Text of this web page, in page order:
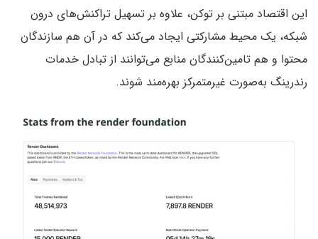
این اقتصاد مبتنی بر توکن، علاوه بر تسهیل تراکنش‌های درون
شبکه، یک محیط مشارکتی ایجاد می‌کند که در آن هم سازندگان
محتوا و هم تامین‌کنندگان منابع می‌توانند از تبادل خدمات
رندرینگ به‌صورت غیرمتمرکز بهره‌مند شوند.